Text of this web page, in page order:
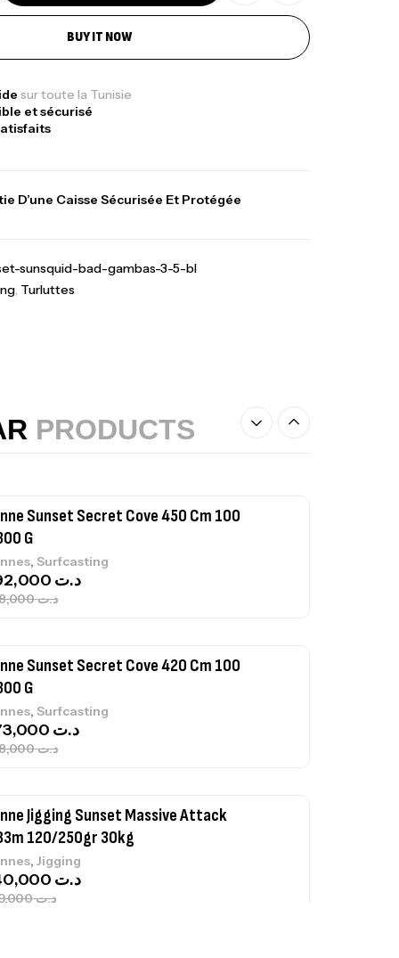
BUY IT NOW
sur toute la Tunisie
et sécurisé
D’une Caisse Sécurisée Et Protégée
sunsquid-bad-gambas-3-5-bl
, Turluttes
PRODUCTS
Massive Attack
د.ت340,000
Inox T26S/35
,Accessoires bateaux
د.ت215,000
Sunset Secret Cove 450 Cm 100
G
, Surfcasting
د.ت768,000
د.ت
Sunset Secret Cove 420 Cm 100
G
, Surfcasting
د.ت748,000
د.ت
Jigging Sunset Massive Attack
120/250gr 30kg
,Jigging
د.ت379,000
د.ت